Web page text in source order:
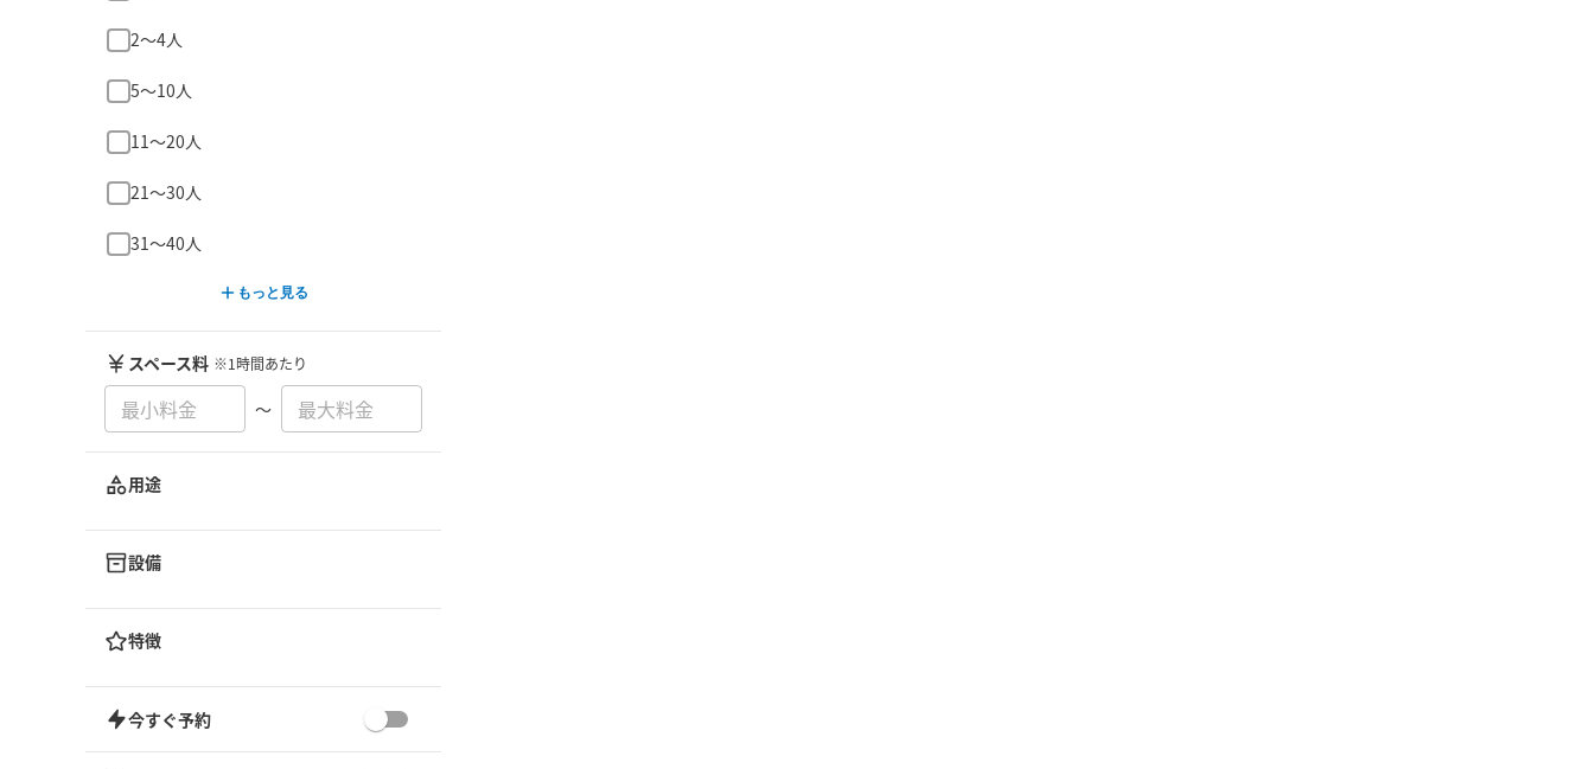
2〜4人
5〜10人
11〜20人
21〜30人
31〜40人
もっと見る
スペース料 ※1時間あたり
〜
用途
設備
特徴
今すぐ予約